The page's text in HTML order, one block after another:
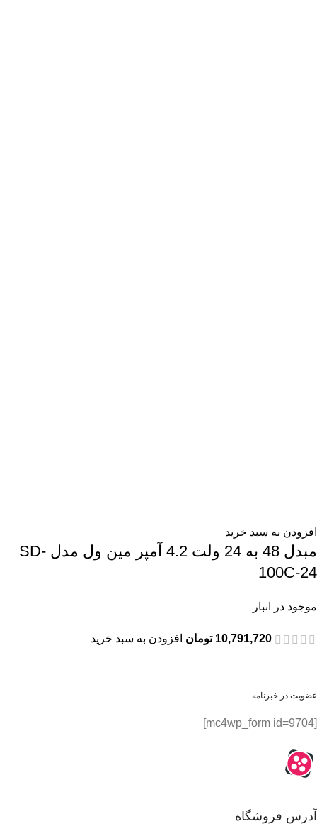
افزودن به سبد خرید
مبدل 48 به 24 ولت 4.2 آمپر مین ول مدل SD-
100C-24
موجود در انبار
10,791,720 تومان افزودن به سبد خرید
عضویت در خبرنامه
[mc4wp_form id=9704]
آدرس فروشگاه